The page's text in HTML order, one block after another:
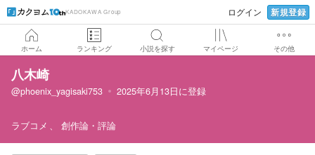
KADOKAWA Group ログイン 新規登録
ホーム ランキング 小説を探す マイページ その他
八木崎
@phoenix_yagisaki753 2025年6月13日に登録
ラブコメ 創作論・評論